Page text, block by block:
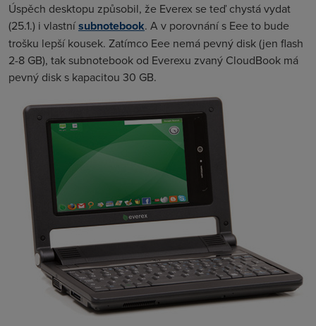
Úspěch desktopu způsobil, že Everex se teď chystá vydat
(25.1.) i vlastnísubnotebook. A v porovnání s Eee to bude
trošku lepší kousek. Zatímco Eee nemá pevný disk (jen flash
2-8 GB), tak subnotebook od Everexu zvaný CloudBook má
pevný disk s kapacitou 30 GB.